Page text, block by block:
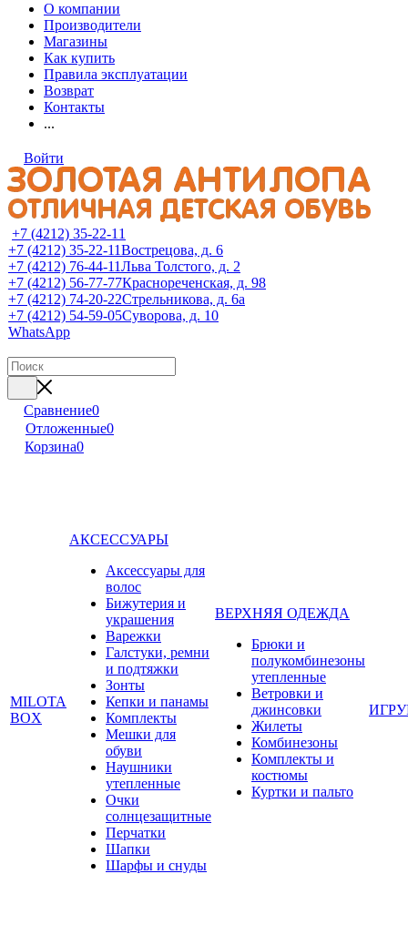
О компании
Производители
Магазины
Как купить
Правила эксплуатации
Возврат
Контакты
...
Войти
+7 (4212) 35-22-11
+7 (4212) 35-22-11Вострецова, д. 6
+7 (4212) 76-44-11Льва Толстого, д. 2
+7 (4212) 56-77-77Краснореченская, д. 98
+7 (4212) 74-20-22Стрельникова, д. 6а
+7 (4212) 54-59-05Суворова, д. 10
WhatsApp
Сравнение0
Отложенные0
Корзина0
MILOTA
BOX
АКСЕССУАРЫ
Аксессуары для
волос
Бижутерия и
украшения
Варежки
Галстуки, ремни
и подтяжки
Зонты
Кепки и панамы
Комплекты
Мешки для
обуви
Наушники
утепленные
Очки
солнцезащитные
Перчатки
Шапки
Шарфы и снуды
ВЕРХНЯЯ ОДЕЖДА
Брюки и
полукомбинезоны
утепленные
Ветровки и
джинсовки
Жилеты
Комбинезоны
Комплекты и
костюмы
Куртки и пальто